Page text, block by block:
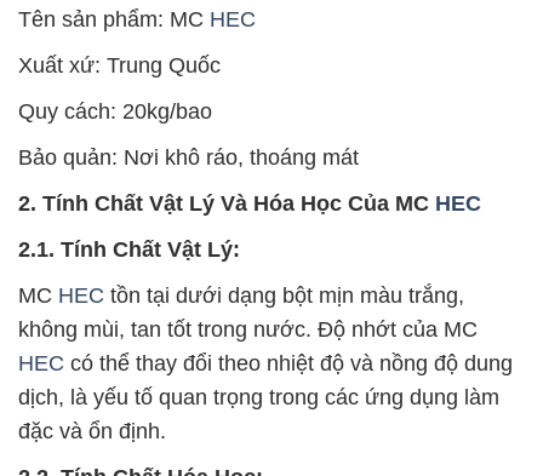
Tên sản phẩm: MC HEC
Xuất xứ: Trung Quốc
Quy cách: 20kg/bao
Bảo quản: Nơi khô ráo, thoáng mát
2. Tính Chất Vật Lý Và Hóa Học Của MC HEC
2.1. Tính Chất Vật Lý:
MC HEC tồn tại dưới dạng bột mịn màu trắng,
không mùi, tan tốt trong nước. Độ nhớt của MC
HEC có thể thay đổi theo nhiệt độ và nồng độ dung
dịch, là yếu tố quan trọng trong các ứng dụng làm
đặc và ổn định.